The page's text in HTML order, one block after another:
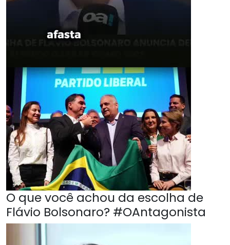
O que você achou da escolha de
Flávio Bolsonaro? #OAntagonista